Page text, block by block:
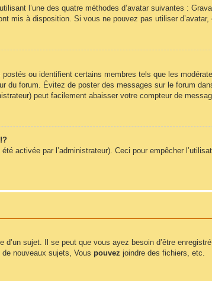
l’une des quatre méthodes d’avatar suivantes :
mis à disposition. Si vous ne pouvez pas utiliser
ou identifient certains membres tels que les
du forum. Évitez de poster des messages sur le forum
peut facilement abaisser votre compteur de
activée par l’administrateur). Ceci pour empêcher
sujet. Il se peut que vous ayez besoin d’être
de nouveaux sujets, Vous pouvez joindre des fichiers, etc.